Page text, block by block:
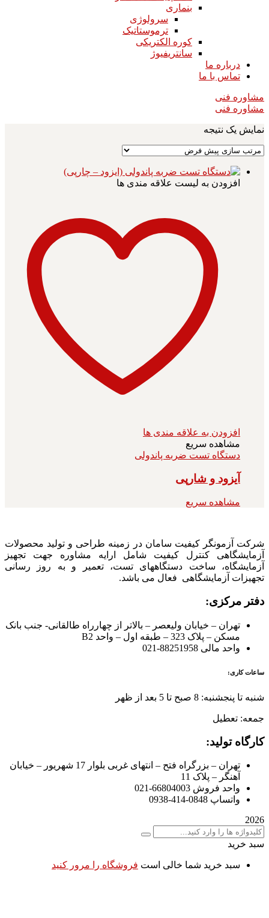
بنماری
سرولوژی
ترموستاتیک
کوره الکتریکی
سانتریفیوژ
درباره ما
تماس با ما
مشاوره فنی
مشاوره فنی
نمایش یک نتیجه
افزودن به لیست علاقه مندی ها
افزودن به علاقه مندی ها
مشاهده سریع
دستگاه تست ضربه پاندولی
آیزود و شارپی
مشاهده سریع
شرکت آزمونگر کیفیت سامان در زمینه طراحی و تولید محصولات
آزمایشگاهی کنترل کیفیت شامل ارایه مشاوره جهت تجهیز
آزمایشگاه، ساخت دستگاههای تست، تعمیر و به روز رسانی
تجهیزات آزمایشگاهی فعال می باشد.
دفتر مرکزی:
تهران – خیابان ولیعصر – بالاتر از چهارراه طالقانی- جنب بانک
مسکن – پلاک 323 – طبقه اول – واحد B2
واحد مالی 88251958-021
ساعات کاری:
شنبه تا پنجشنبه: 8 صبح تا 5 بعد از ظهر
جمعه: تعطیل
کارگاه تولید:
تهران – بزرگراه فتح – انتهای غربی بلوار 17 شهریور – خیابان
آهنگر – پلاک 11
واحد فروش 66804003-021
واتساپ 0848-414-0938
2026
سبد خرید
سبد خرید شما خالی است فروشگاه را مرور کنید